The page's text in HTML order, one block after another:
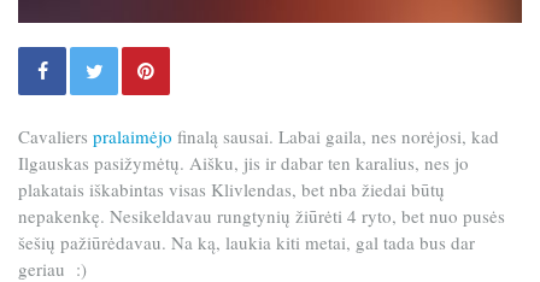
Cavaliers pralaimėjo finalą sausai. Labai gaila, nes norėjosi, kad
Ilgauskas pasižymėtų. Aišku, jis ir dabar ten karalius, nes jo
plakatais iškabintas visas Klivlendas, bet nba žiedai būtų
nepakenkę. Nesikeldavau rungtynių žiūrėti 4 ryto, bet nuo pusės
šešių pažiūrėdavau. Na ką, laukia kiti metai, gal tada bus dar
geriau :)